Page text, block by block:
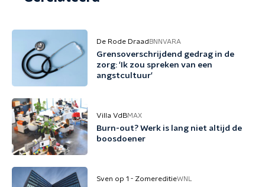
De Rode Draad BNNVARA
Grensoverschrijdend gedrag in de
zorg: 'Ik zou spreken van een
angstcultuur'
Villa VdBMAX
Burn-out? Werk is lang niet altijd de
boosdoener
Sven op 1 - ZomereditieWNL